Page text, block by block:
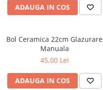
ADAUGA IN COS
Bol Ceramica 22cm Glazurare
Manuala
45,00 Lei
ADAUGA IN COS